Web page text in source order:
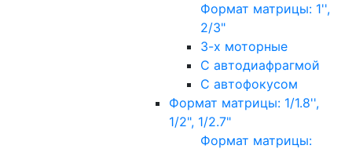
Формат матрицы: 1'',
2/3"
3-х моторные
С автодиафрагмой
С автофокусом
Формат матрицы: 1/1.8'',
1/2", 1/2.7"
Формат матрицы: